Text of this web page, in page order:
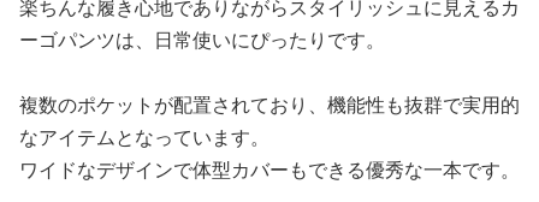
楽ちんな履き心地でありながらスタイリッシュに見えるカ
ーゴパンツは、日常使いにぴったりです。
複数のポケットが配置されており、機能性も抜群で実用的
なアイテムとなっています。
ワイドなデザインで体型カバーもできる優秀な一本です。